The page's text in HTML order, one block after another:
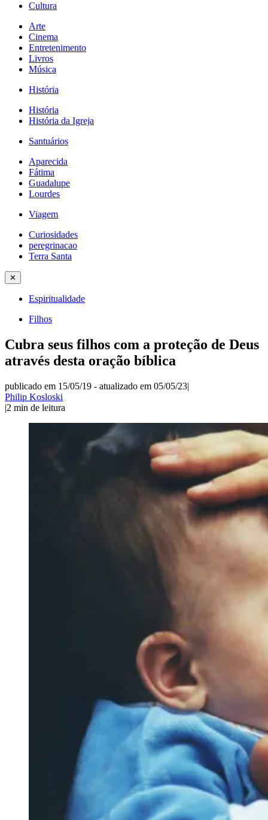
Cultura
Arte
Cinema
Entretenimento
Livros
Música
História
História
História da Igreja
Santuários
Aparecida
Fátima
Guadalupe
Lourdes
Viagem
Curiosidades
peregrinacao
Terra Santa
✕
Espiritualidade
Filhos
Cubra seus filhos com a proteção de Deus
através desta oração bíblica
publicado em 15/05/19 - atualizado em 05/05/23|
Philip Kosloski
|2 min de leitura